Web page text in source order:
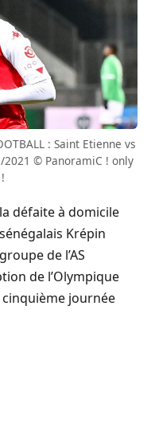
: Saint Etienne vs
2021 © PanoramiC ! only
défaite à domicile
Krépin
de l’AS
de l’Olympique
cinquième journée